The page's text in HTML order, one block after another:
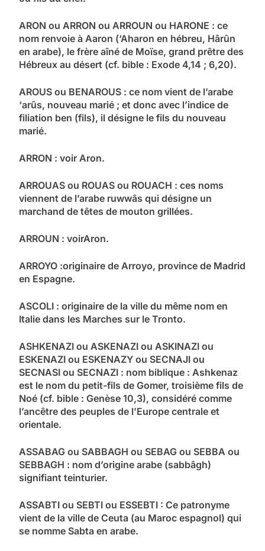
ARON ou ARRON ou ARROUN ou HARONE : ce
nom renvoie à Aaron (‘Aharon en hébreu, Hârûn
en arabe), le frère aîné de Moïse, grand prêtre des
Hébreux au désert (cf. bible : Exode 4,14 ; 6,20).
AROUS ou BENAROUS : ce nom vient de l’arabe
‘arûs, nouveau marié ; et donc avec l’indice de
filiation ben (fils), il désigne le fils du nouveau
marié.
ARRON : voir Aron.
ARROUAS ou ROUAS ou ROUACH : ces noms
viennent de l’arabe ruwwâs qui désigne un
marchand de têtes de mouton grillées.
ARROUN : voirAron.
ARROYO :originaire de Arroyo, province de Madrid
en Espagne.
ASCOLI : originaire de la ville du même nom en
Italie dans les Marches sur le Tronto.
ASHKENAZI ou ASKENAZI ou ASKINAZI ou
ESKENAZI ou ESKENAZY ou SECNAJI ou
SECNASI ou SECNAZI : nom biblique : Ashkenaz
est le nom du petit-fils de Gomer, troisième fils de
Noé (cf. bible : Genèse 10,3), considéré comme
l’ancêtre des peuples de l’Europe centrale et
orientale.
ASSABAG ou SABBAGH ou SEBAG ou SEBBA ou
SEBBAGH : nom d’origine arabe (sabbâgh)
signifiant teinturier.
ASSABTI ou SEBTI ou ESSEBTI : Ce patronyme
vient de la ville de Ceuta (au Maroc espagnol) qui
se nomme Sabta en arabe.